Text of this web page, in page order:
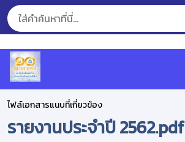
ไฟล์เอกสารแนบที่เกี่ยวข้อง
รายงานประจำปี 2562.pdf